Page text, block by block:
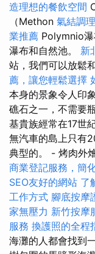
造理想的餐飲空間
（Methon 氣結調
業推薦 Polymnio
瀑布和自然池。 新
站，我們可以放鬆
薦，讓您輕鬆選擇
本身的景象令人印
礁石之一，不需要
基貴族經常在17世
無汽車的島上只有
典型的。 - 烤肉外
商業登記服務，簡
SEO友好的網站 了
工作方式 腳底按摩
家無壓力 新竹按摩
服務 換護照的全程
海灘的人都會找到